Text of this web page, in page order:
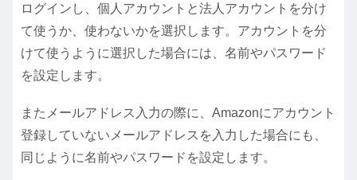
ログインし、個人アカウントと法人アカウントを分け
て使うか、使わないかを選択します。アカウントを分
けて使うように選択した場合には、名前やパスワード
を設定します。
またメールアドレス入力の際に、Amazonにアカウント
登録していないメールアドレスを入力した場合にも、
同じように名前やパスワードを設定します。